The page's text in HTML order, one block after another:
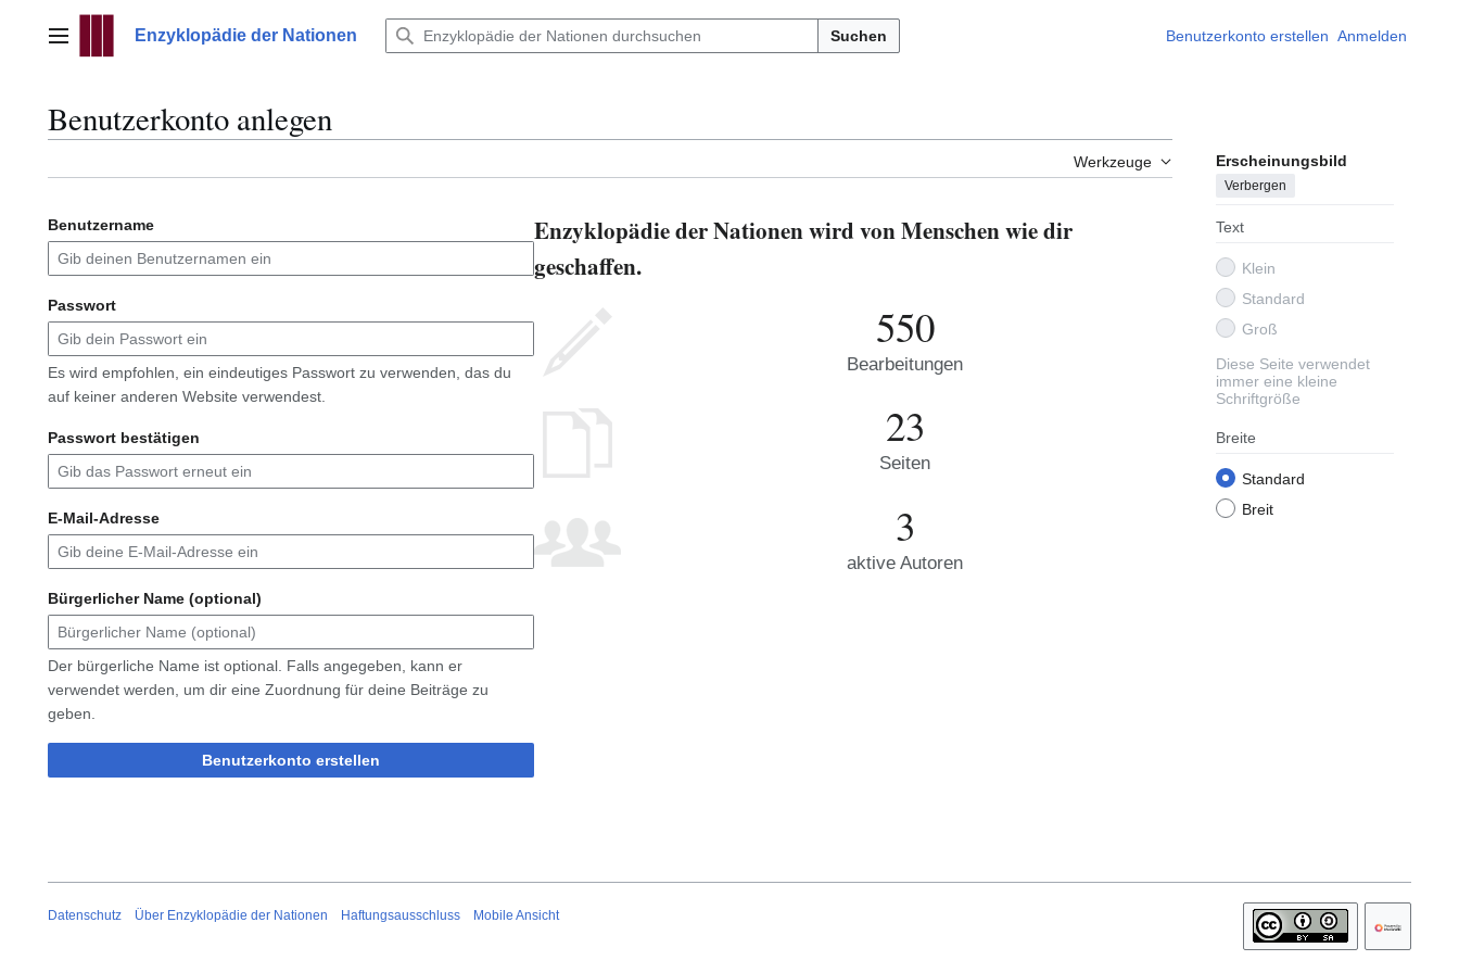
springenHauptmenüEnzyklopädie der Nationen Suchen Benutzerkonto erstellen Anmelden
Benutzerkonto anlegen
Werkzeuge Erscheinungsbild
Verbergen
Text
Klein
Standard
Groß
Diese Seite verwendet
immer eine kleine
Schriftgröße
Breite
Standard
Breit
Benutzername
Passwort
Es wird empfohlen, ein eindeutiges Passwort zu verwenden, das du
auf keiner anderen Website verwendest.
Passwort bestätigen
E-Mail-Adresse
Bürgerlicher Name (optional)
Der bürgerliche Name ist optional. Falls angegeben, kann er
verwendet werden, um dir eine Zuordnung für deine Beiträge zu
geben.
Benutzerkonto erstellen
Enzyklopädie der Nationen wird von Menschen wie dir
geschaffen.
550
Bearbeitungen
23
Seiten
3
aktive Autoren
Datenschutz Über Enzyklopädie der Nationen Haftungsausschluss Mobile Ansicht